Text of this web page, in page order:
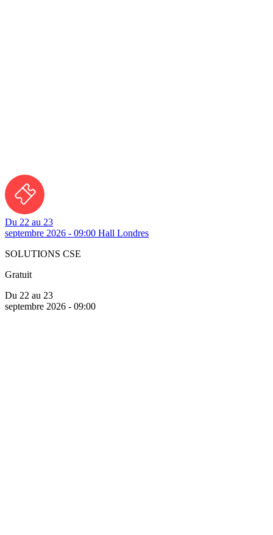
Du 22 au 23
septembre 2026 - 09:00 Hall Londres
SOLUTIONS CSE
Gratuit
Du 22 au 23
septembre 2026 - 09:00